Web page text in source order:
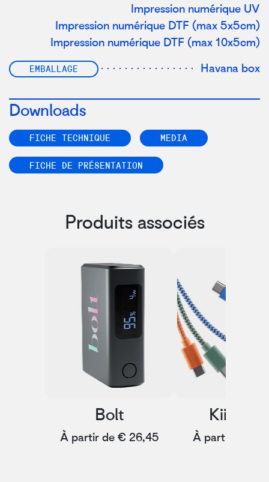
Impression numérique UV
Impression numérique DTF (max 5x5cm)
Impression numérique DTF (max 10x5cm)
EMBALLAGE Havana box
Downloads
FICHE TECHNIQUE MEDIA
FICHE DE PRÉSENTATION
Produits associés
Bolt
À partir de € 26,45
KiiCable
À partir de €